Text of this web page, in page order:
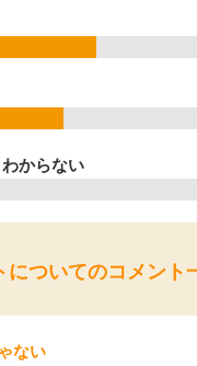
定
サービス
からない
についてのコメント
ない